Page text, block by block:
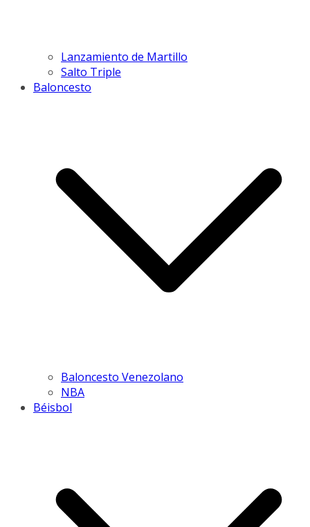
Lanzamiento de Martillo
Salto Triple
Baloncesto
Baloncesto Venezolano
NBA
Béisbol